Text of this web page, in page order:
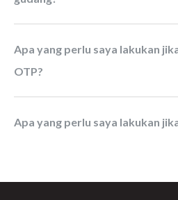
Apa yang perlu saya lakukan jika tidak menerima
OTP?
Apa yang perlu saya lakukan